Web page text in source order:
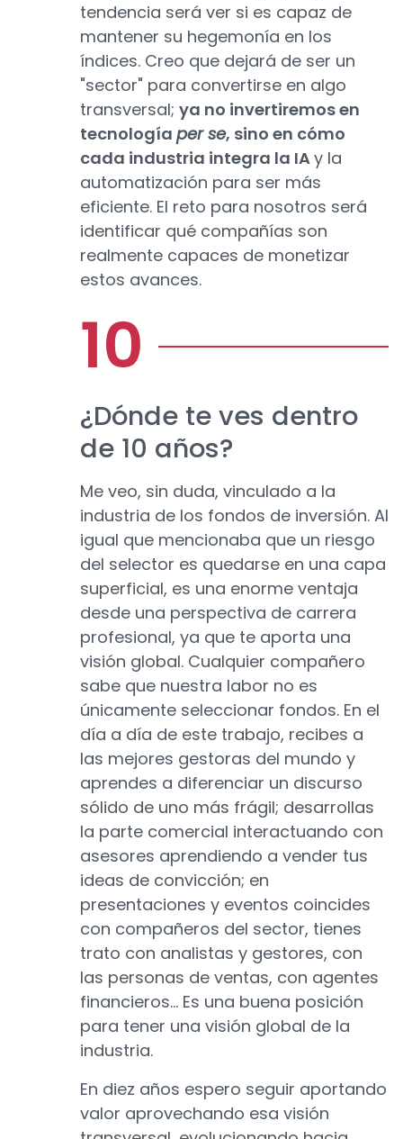
tendencia será ver si es capaz de
mantener su hegemonía en los
índices. Creo que dejará de ser un
"sector" para convertirse en algo
transversal; ya no invertiremos en
tecnología per se, sino en cómo
cada industria integra la IAy la
automatización para ser más
eficiente. El reto para nosotros será
identificar qué compañías son
realmente capaces de monetizar
estos avances.
¿Dónde te ves dentro
de 10 años?
Me veo, sin duda, vinculado a la
industria de los fondos de inversión. Al
igual que mencionaba que un riesgo
del selector es quedarse en una capa
superficial, es una enorme ventaja
desde una perspectiva de carrera
profesional, ya que te aporta una
visión global. Cualquier compañero
sabe que nuestra labor no es
únicamente seleccionar fondos. En el
día a día de este trabajo, recibes a
las mejores gestoras del mundo y
aprendes a diferenciar un discurso
sólido de uno más frágil; desarrollas
la parte comercial interactuando con
asesores aprendiendo a vender tus
ideas de convicción; en
presentaciones y eventos coincides
con compañeros del sector, tienes
trato con analistas y gestores, con
las personas de ventas, con agentes
financieros… Es una buena posición
para tener una visión global de la
industria.
En diez años espero seguir aportando
valor aprovechando esa visión